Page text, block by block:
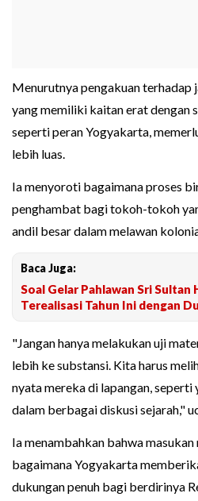
Menurutnya pengakuan terhadap
yang memiliki kaitan erat dengan
seperti peran Yogyakarta,
lebih luas.
Ia menyoroti bagaimana proses
penghambat bagi tokoh-tokoh
andil besar dalam melawan
Baca Juga:
Soal Gelar Pahlawan Sri Sultan
Terealisasi Tahun Ini dengan
"Jangan hanya melakukan uji
lebih ke substansi. Kita harus
nyata mereka di lapangan, seperti
dalam berbagai diskusi sejarah,"
Ia menambahkan bahwa masukan
bagaimana Yogyakarta
dukungan penuh bagi berdirinya